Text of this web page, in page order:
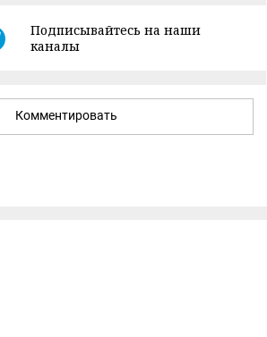
Подписывайтесь на наши
каналы
Комментировать